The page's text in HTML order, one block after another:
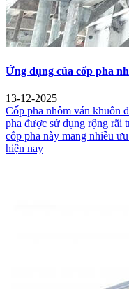
Ứng dụng của cốp pha
13-12-2025
Cốp pha nhôm ván khuôn
pha được sử dụng rộng rãi
cốp pha này mang nhiều
hiện nay